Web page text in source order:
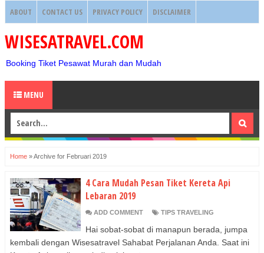
ABOUT CONTACT US PRIVACY POLICY DISCLAIMER
WISESATRAVEL.COM
Booking Tiket Pesawat Murah dan Mudah
MENU
Home »Archive for Februari 2019
4 Cara Mudah Pesan Tiket Kereta Api
Lebaran 2019
ADD COMMENT TIPS TRAVELING
Hai sobat-sobat di manapun berada, jumpa
kembali dengan Wisesatravel Sahabat Perjalanan Anda. Saat ini